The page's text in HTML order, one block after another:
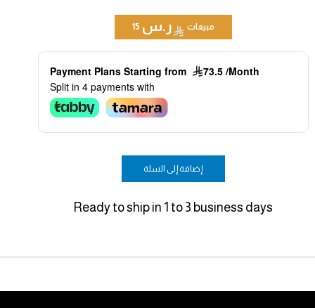
مبيعات 15
Payment Plans Starting from
73.5 /Month
Split in 4 payments with
إضافة إلى السلة
Ready to ship in 1 to 3 business days